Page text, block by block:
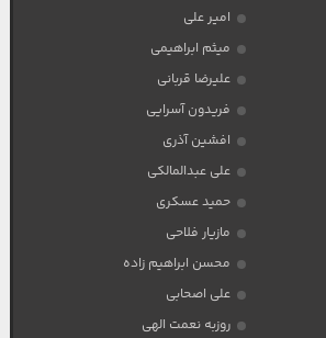
امیر علی
میثم ابراهیمی
علیرضا قربانی
فریدون آسرایی
افشین آذری
علی عبدالمالکی
حمید عسکری
مازیار فلاحی
محسن ابراهیم زاده
علی اصحابی
روزبه نعمت الهی